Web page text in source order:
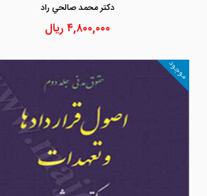
دكتر محمد صالحي راد
۴,۸۰۰,۰۰۰ریال
موجود